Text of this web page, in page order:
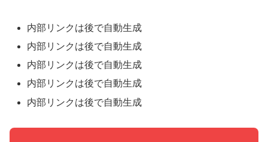
内部リンクは後で自動生成
内部リンクは後で自動生成
内部リンクは後で自動生成
内部リンクは後で自動生成
内部リンクは後で自動生成